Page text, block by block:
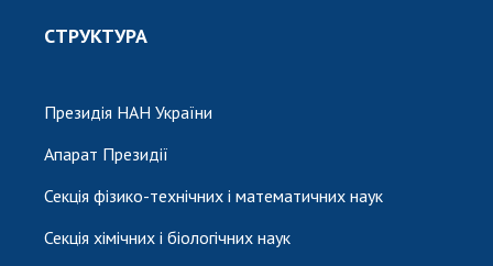
СТРУКТУРА
Президія НАН України
Апарат Президії
Секція фізико-технічних і математичних наук
Секція хімічних і біологічних наук